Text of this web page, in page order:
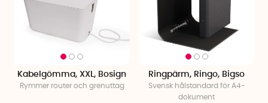
Kabelgömma, XXL, Bosign
Rymmer router och grenuttag
Ringpärm, Ringo, Bigso
Svensk hålstandard för A4-
dokument